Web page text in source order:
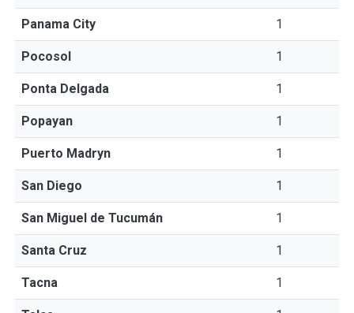
Panama City 1
Pocosol 1
Ponta Delgada 1
Popayan 1
Puerto Madryn 1
San Diego 1
San Miguel de Tucumán 1
Santa Cruz 1
Tacna 1